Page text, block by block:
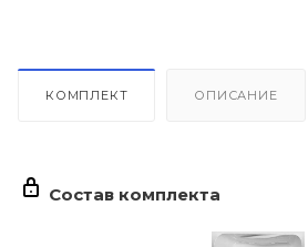
КОМПЛЕКТ ОПИСАНИЕ
Состав комплекта